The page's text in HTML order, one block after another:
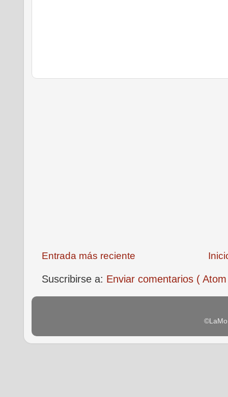
Entrada más reciente
Suscribirse a: Enviar comentarios (